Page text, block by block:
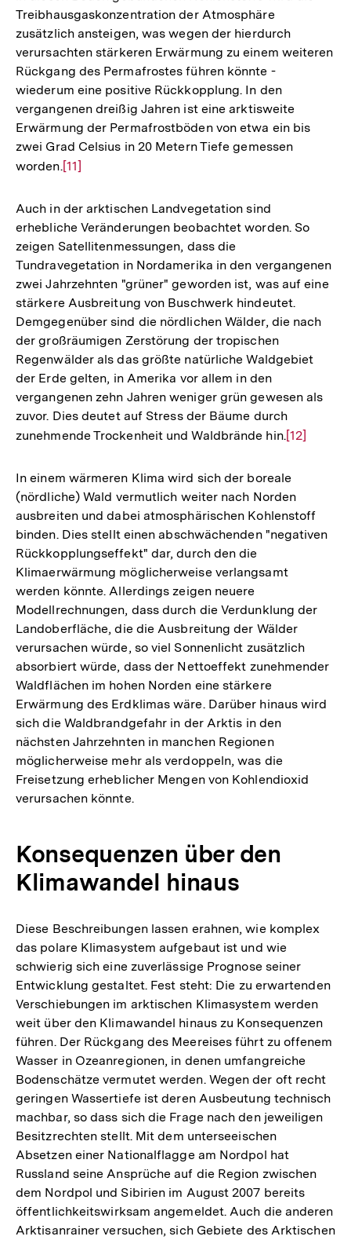
Treibhausgaskonzentration der Atmosphäre
zusätzlich ansteigen, was wegen der hierdurch
verursachten stärkeren Erwärmung zu einem weiteren
Rückgang des Permafrostes führen könnte -
wiederum eine positive Rückkopplung. In den
vergangenen dreißig Jahren ist eine arktisweite
Erwärmung der Permafrostböden von etwa ein bis
zwei Grad Celsius in 20 Metern Tiefe gemessen
worden.Zur
der
Fußnote
[11]
Auch in der arktischen Landvegetation sind
erhebliche Veränderungen beobachtet worden. So
zeigen Satellitenmessungen, dass die
Tundravegetation in Nordamerika in den vergangenen
zwei Jahrzehnten "grüner" geworden ist, was auf eine
stärkere Ausbreitung von Buschwerk hindeutet.
Demgegenüber sind die nördlichen Wälder, die nach
der großräumigen Zerstörung der tropischen
Regenwälder als das größte natürliche Waldgebiet
der Erde gelten, in Amerika vor allem in den
vergangenen zehn Jahren weniger grün gewesen als
zuvor. Dies deutet auf Stress der Bäume durch
zunehmende Trockenheit und Waldbrände hin.Zur
der
Fußnote
[12]
In einem wärmeren Klima wird sich der boreale
(nördliche) Wald vermutlich weiter nach Norden
ausbreiten und dabei atmosphärischen Kohlenstoff
binden. Dies stellt einen abschwächenden "negativen
Rückkopplungseffekt" dar, durch den die
Klimaerwärmung möglicherweise verlangsamt
werden könnte. Allerdings zeigen neuere
Modellrechnungen, dass durch die Verdunklung der
Landoberfläche, die die Ausbreitung der Wälder
verursachen würde, so viel Sonnenlicht zusätzlich
absorbiert würde, dass der Nettoeffekt zunehmender
Waldflächen im hohen Norden eine stärkere
Erwärmung des Erdklimas wäre. Darüber hinaus wird
sich die Waldbrandgefahr in der Arktis in den
nächsten Jahrzehnten in manchen Regionen
möglicherweise mehr als verdoppeln, was die
Freisetzung erheblicher Mengen von Kohlendioxid
verursachen könnte.
Konsequenzen über den
Klimawandel hinaus
Diese Beschreibungen lassen erahnen, wie komplex
das polare Klimasystem aufgebaut ist und wie
schwierig sich eine zuverlässige Prognose seiner
Entwicklung gestaltet. Fest steht: Die zu erwartenden
Verschiebungen im arktischen Klimasystem werden
weit über den Klimawandel hinaus zu Konsequenzen
führen. Der Rückgang des Meereises führt zu offenem
Wasser in Ozeanregionen, in denen umfangreiche
Bodenschätze vermutet werden. Wegen der oft recht
geringen Wassertiefe ist deren Ausbeutung technisch
machbar, so dass sich die Frage nach den jeweiligen
Besitzrechten stellt. Mit dem unterseeischen
Absetzen einer Nationalflagge am Nordpol hat
Russland seine Ansprüche auf die Region zwischen
dem Nordpol und Sibirien im August 2007 bereits
öffentlichkeitswirksam angemeldet. Auch die anderen
Arktisanrainer versuchen, sich Gebiete des Arktischen